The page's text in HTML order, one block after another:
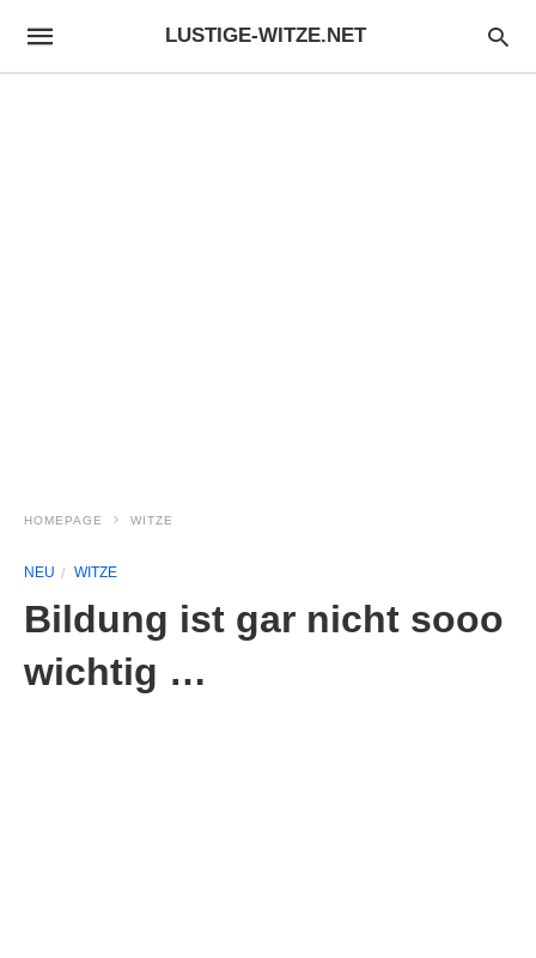
LUSTIGE-WITZE.NET
HOMEPAGE WITZE
NEU WITZE
Bildung ist gar nicht sooo
wichtig …